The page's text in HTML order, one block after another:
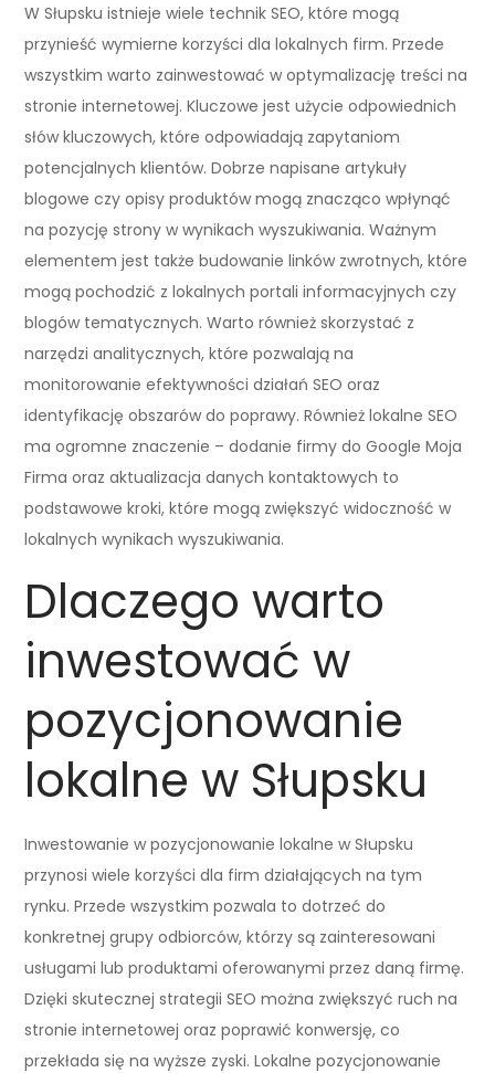
W Słupsku istnieje wiele technik SEO, które mogą
przynieść wymierne korzyści dla lokalnych firm. Przede
wszystkim warto zainwestować w optymalizację treści na
stronie internetowej. Kluczowe jest użycie odpowiednich
słów kluczowych, które odpowiadają zapytaniom
potencjalnych klientów. Dobrze napisane artykuły
blogowe czy opisy produktów mogą znacząco wpłynąć
na pozycję strony w wynikach wyszukiwania. Ważnym
elementem jest także budowanie linków zwrotnych, które
mogą pochodzić z lokalnych portali informacyjnych czy
blogów tematycznych. Warto również skorzystać z
narzędzi analitycznych, które pozwalają na
monitorowanie efektywności działań SEO oraz
identyfikację obszarów do poprawy. Również lokalne SEO
ma ogromne znaczenie – dodanie firmy do Google Moja
Firma oraz aktualizacja danych kontaktowych to
podstawowe kroki, które mogą zwiększyć widoczność w
lokalnych wynikach wyszukiwania.
Dlaczego warto
inwestować w
pozycjonowanie
lokalne w Słupsku
Inwestowanie w pozycjonowanie lokalne w Słupsku
przynosi wiele korzyści dla firm działających na tym
rynku. Przede wszystkim pozwala to dotrzeć do
konkretnej grupy odbiorców, którzy są zainteresowani
usługami lub produktami oferowanymi przez daną firmę.
Dzięki skutecznej strategii SEO można zwiększyć ruch na
stronie internetowej oraz poprawić konwersję, co
przekłada się na wyższe zyski. Lokalne pozycjonowanie